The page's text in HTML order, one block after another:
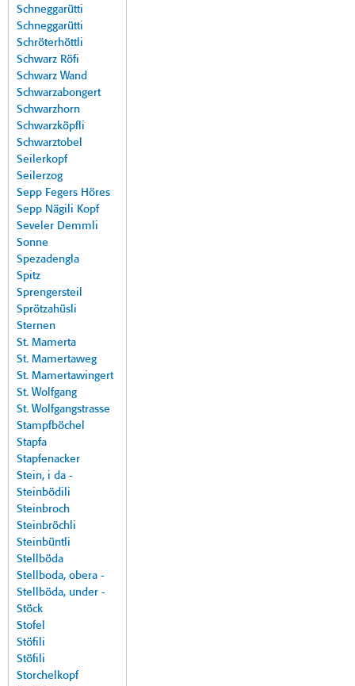
Schneggarütti
Schneggarütti
Schröterhöttli
Schwarz Röfi
Schwarz Wand
Schwarzabongert
Schwarzhorn
Schwarzköpfli
Schwarztobel
Seilerkopf
Seilerzog
Sepp Fegers Höres
Sepp Nägili Kopf
Seveler Demmli
Sonne
Spezadengla
Spitz
Sprengersteil
Sprötzahüsli
Sternen
St. Mamerta
St. Mamertaweg
St. Mamertawingert
St. Wolfgang
St. Wolfgangstrasse
Stampfböchel
Stapfa
Stapfenacker
Stein, i da -
Steinbödili
Steinbroch
Steinbröchli
Steinbüntli
Stellböda
Stellboda, obera -
Stellböda, under -
Stöck
Stofel
Stöfili
Stöfili
Storchelkopf